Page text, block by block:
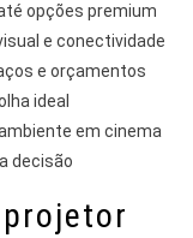
opções premium
e conectividade
e orçamentos
ideal
em cinema
decisão